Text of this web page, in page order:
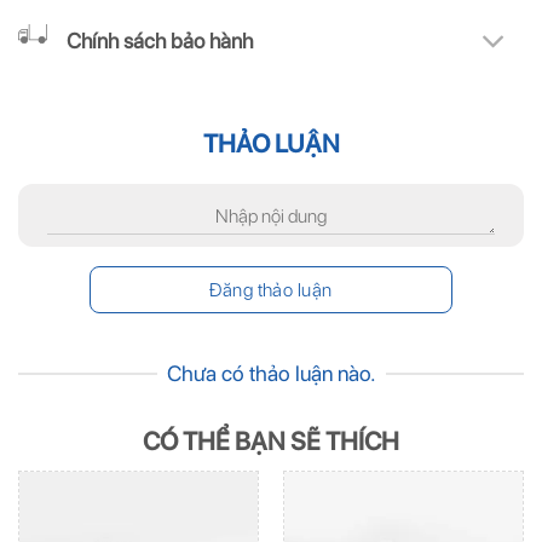
Chính sách bảo hành
THẢO LUẬN
Chưa có thảo luận nào.
CÓ THỂ BẠN SẼ THÍCH